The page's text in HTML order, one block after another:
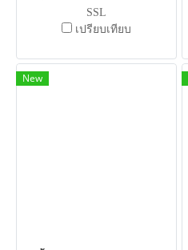
SSL
เปรียบเทียบ
New